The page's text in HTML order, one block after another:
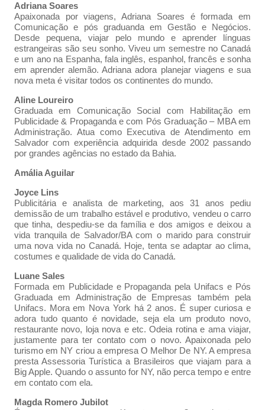
Adriana Soares
Apaixonada por viagens, Adriana Soares é formada em
Comunicação e pós graduanda em Gestão e Negócios.
Desde pequena, viajar pelo mundo e aprender línguas
estrangeiras são seu sonho. Viveu um semestre no Canadá
e um ano na Espanha, fala inglês, espanhol, francês e sonha
em aprender alemão. Adriana adora planejar viagens e sua
nova meta é visitar todos os continentes do mundo.
Aline Loureiro
Graduada em Comunicação Social com Habilitação em
Publicidade & Propaganda e com Pós Graduação – MBA em
Administração. Atua como Executiva de Atendimento em
Salvador com experiência adquirida desde 2002 passando
por grandes agências no estado da Bahia.
Amália Aguilar
Joyce Lins
Publicitária e analista de marketing, aos 31 anos pediu
demissão de um trabalho estável e produtivo, vendeu o carro
que tinha, despediu-se da família e dos amigos e deixou a
vida tranquila de Salvador/BA com o marido para construir
uma nova vida no Canadá. Hoje, tenta se adaptar ao clima,
costumes e qualidade de vida do Canadá.
Luane Sales
Formada em Publicidade e Propaganda pela Unifacs e Pós
Graduada em Administração de Empresas também pela
Unifacs. Mora em Nova York há 2 anos. É super curiosa e
adora tudo quanto é novidade, seja ela um produto novo,
restaurante novo, loja nova e etc. Odeia rotina e ama viajar,
justamente para ter contato com o novo. Apaixonada pelo
turismo em NY criou a empresa O Melhor De NY. A empresa
presta Assessoria Turística a Brasileiros que viajam para a
Big Apple. Quando o assunto for NY, não perca tempo e entre
em contato com ela.
Magda Romero Jubilot